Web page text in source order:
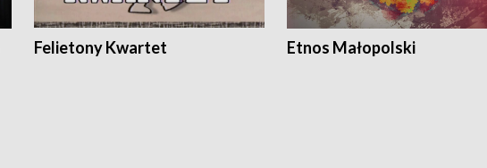
Felietony Kwartet Etnos Małopolski